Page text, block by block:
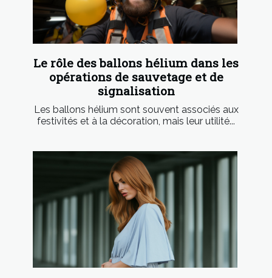
Le rôle des ballons hélium dans les
opérations de sauvetage et de
signalisation
Les ballons hélium sont souvent associés aux
festivités et à la décoration, mais leur utilité...